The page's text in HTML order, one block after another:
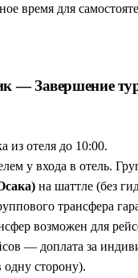
время для
— Завершение
из отеля до 10:00.
у входа в отель.
на шаттле (без
трансфера
возможен для
— доплата за
одну сторону).